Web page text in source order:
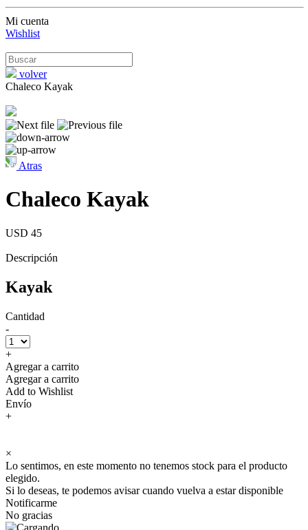
Mi cuenta
Wishlist
volver
Chaleco Kayak
Atras
Chaleco Kayak
USD 45
Descripción
Kayak
Cantidad
-
+
Agregar a carrito
Agregar a carrito
Add to Wishlist
Envío
+
×
Lo sentimos, en este momento no tenemos stock para el producto
elegido.
Si lo deseas, te podemos avisar cuando vuelva a estar disponible
Notificarme
No gracias